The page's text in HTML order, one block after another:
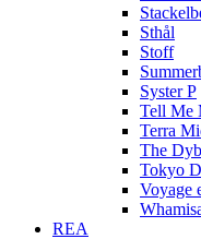
Sthål
Stoff
Syster P
Tell Me
Terra
The
Tokyo
Voyage
REA